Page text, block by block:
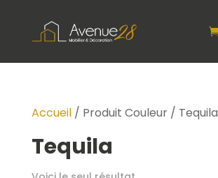
Accueil/ Produit Couleur / Tequila
Tequila